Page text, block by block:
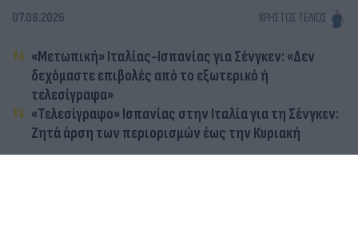
07.08.2026 ΧΡΉΣΤΟΣ ΤΈΛΙΟΣ
«Μετωπική» Ιταλίας-Ισπανίας για Σένγκεν: «Δεν
δεχόμαστε επιβολές από το εξωτερικό ή
τελεσίγραφα»
«Τελεσίγραφο» Ισπανίας στην Ιταλία για τη Σένγκεν:
Ζητά άρση των περιορισμών έως την Κυριακή